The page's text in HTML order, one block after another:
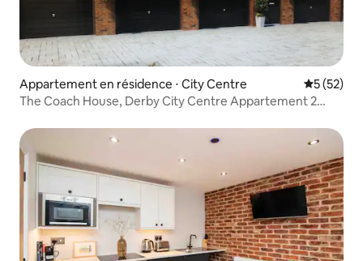
Appartement en résidence ⋅ City Centre
5 (52)
The Coach House, Derby City Centre Appartement 2